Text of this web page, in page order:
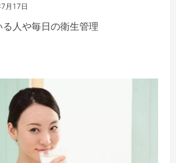
月17日
人や毎日の衛生管理